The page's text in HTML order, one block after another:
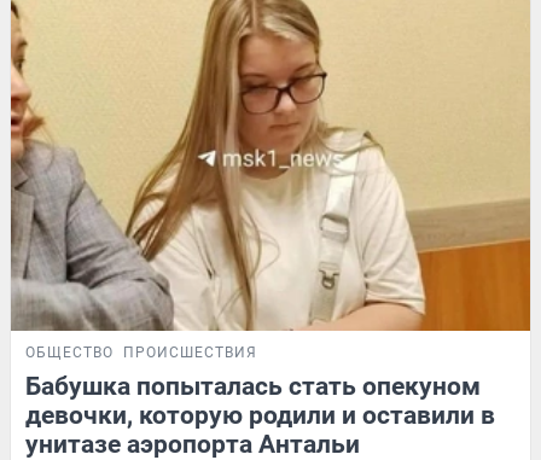
ОБЩЕСТВО ПРОИСШЕСТВИЯ
Бабушка попыталась стать опекуном
девочки, которую родили и оставили в
унитазе аэропорта Антальи